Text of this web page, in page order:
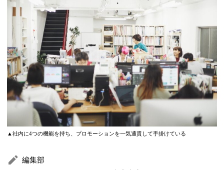
▲社内に4つの機能を持ち、プロモーションを一気通貫して手掛けている
編集部